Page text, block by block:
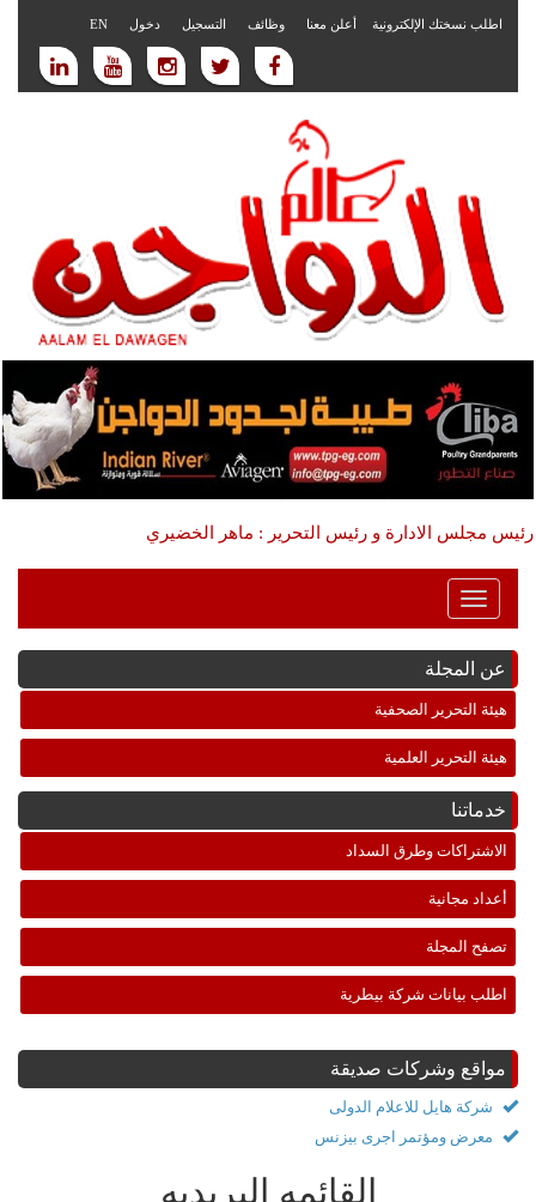
اطلب نسختك الإلكترونية أعلن معنا وظائف التسجيل دخول EN
رئيس مجلس الادارة و رئيس التحرير : ماهر الخضيري
Toggle
Navigation
عن المجلة
هيئة التحرير الصحفية
هيئة التحرير العلمية
خدماتنا
الاشتراكات وطرق السداد
أعداد مجانية
تصفح المجلة
اطلب بيانات شركة بيطرية
مواقع وشركات صديقة
شركة هايل للاعلام الدولى
معرض ومؤتمر اجرى بيزنس
القائمه البريديه